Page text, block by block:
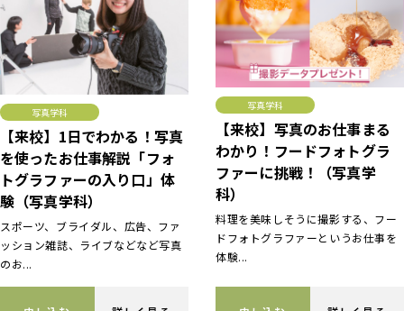
写真学科
【来校】1日でわかる！写真
を使ったお仕事解説「フォ
トグラファーの入り口」体
験（写真学科）
スポーツ、ブライダル、広告、ファ
ッション雑誌、ライブなどなど写真
のお...
写真学科
【来校】写真のお仕事まる
わかり！フードフォトグラ
ファーに挑戦！（写真学
科）
料理を美味しそうに撮影する、フー
ドフォトグラファーというお仕事を
体験...